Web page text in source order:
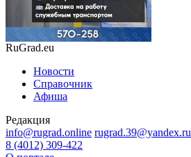
RuGrad.eu
Новости
Справочник
Афиша
Редакция
info@rugrad.online rugrad.39@yandex.ru
8 (4012) 309-422